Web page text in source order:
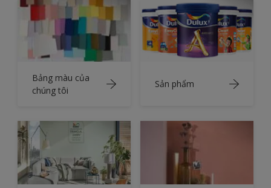
Bảng màu của
chúng tôi
Sản phẩm